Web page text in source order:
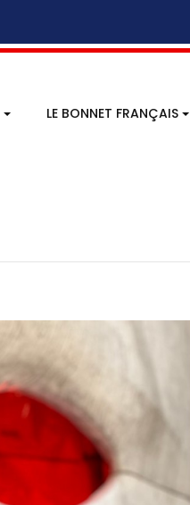
LE BONNET FRANÇAIS